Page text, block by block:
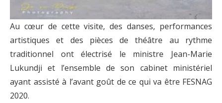
Au cœur de cette visite, des danses, performances
artistiques et des pièces de théâtre au rythme
traditionnel ont électrisé le ministre Jean-Marie
Lukundji et l’ensemble de son cabinet ministériel
ayant assisté à l’avant goût de ce qui va être FESNAG
2020.